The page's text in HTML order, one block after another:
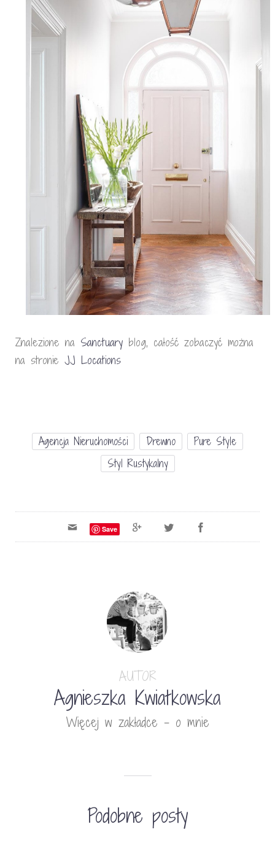
Znalezione na Sanctuary blog, całość zobaczyć można
na stronie JJ Locations
Agencja Nieruchomości Drewno
Pure Style
Styl Rustykalny
Save
AUTOR
Agnieszka Kwiatkowska
Więcej w zakładce - o mnie
Podobne posty